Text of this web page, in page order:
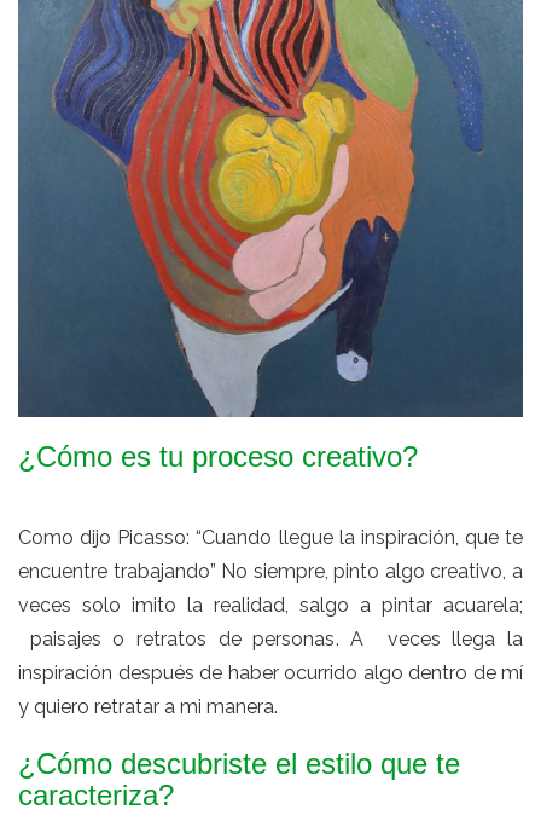
¿Cómo es tu proceso creativo?
Como dijo Picasso: “Cuando llegue la inspiración, que te
encuentre trabajando” No siempre, pinto algo creativo, a
veces solo imito la realidad, salgo a pintar acuarela;
paisajes o retratos de personas. A veces llega la
inspiración después de haber ocurrido algo dentro de mí
y quiero retratar a mi manera.
¿Cómo descubriste el estilo que te
caracteriza?